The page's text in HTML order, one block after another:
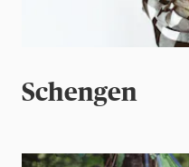
Schengen